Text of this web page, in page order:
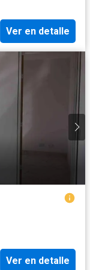
Ver en detalle
Ver en detalle